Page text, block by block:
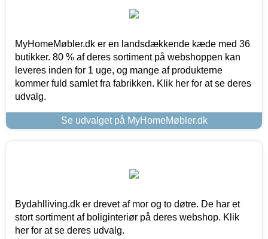
MyHomeMøbler.dk er en landsdækkende kæde med 36
butikker. 80 % af deres sortiment på webshoppen kan
leveres inden for 1 uge, og mange af produkterne
kommer fuld samlet fra fabrikken. Klik her for at se deres
udvalg.
Se udvalget på MyHomeMøbler.dk
Bydahlliving.dk er drevet af mor og to døtre. De har et
stort sortiment af boliginteriør på deres webshop. Klik
her for at se deres udvalg.